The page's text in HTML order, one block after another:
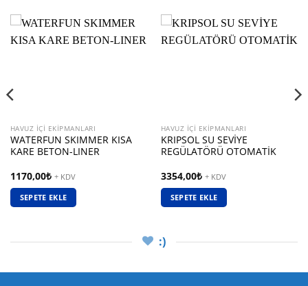
HAVUZ İÇI EKIPMANLARI
WATERFUN SKIMMER KISA
KARE BETON-LINER
1170,00₺ + KDV
SEPETE EKLE
HAVUZ İÇI EKIPMANLARI
KRIPSOL SU SEVİYE
REGÜLATÖRÜ OTOMATİK
3354,00₺ + KDV
SEPETE EKLE
:)